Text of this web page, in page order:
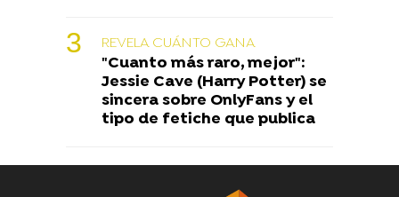
REVELA CUÁNTO GANA
"Cuanto más raro, mejor":
Jessie Cave (Harry Potter) se
sincera sobre OnlyFans y el
tipo de fetiche que publica